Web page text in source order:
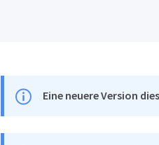
Eine neuere Version